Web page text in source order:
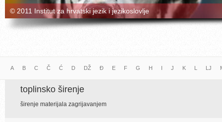
© 2011 Institut za hrvatski jezik i jezikoslovlje
A B C Č Ć D DŽ Đ E F G H I J K L LJ
toplinsko širenje
širenje materijala zagrijavanjem